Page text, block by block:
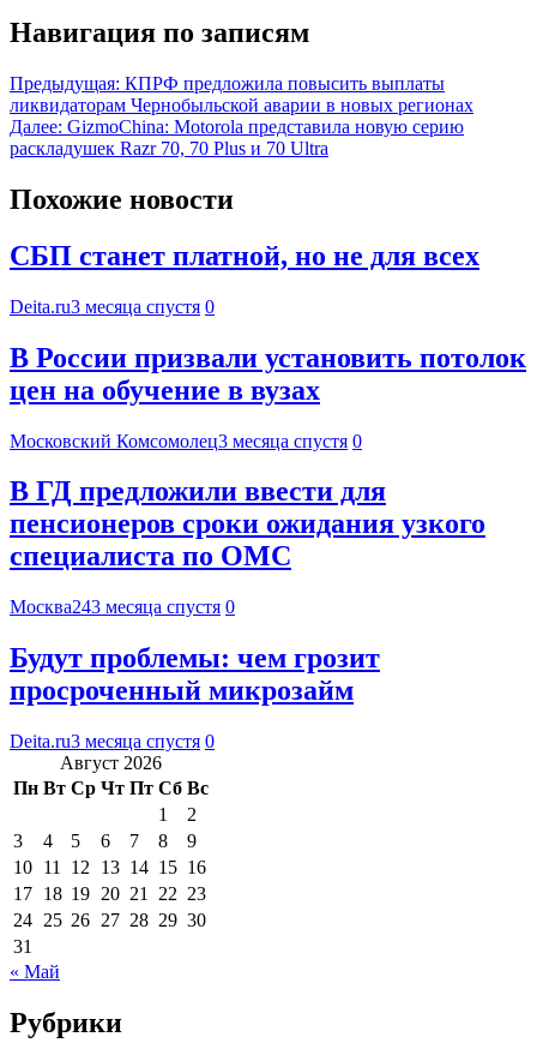
Навигация по записям
Предыдущая: КПРФ предложила повысить выплаты
ликвидаторам Чернобыльской аварии в новых регионах
Далее: GizmoChina: Motorola представила новую серию
раскладушек Razr 70, 70 Plus и 70 Ultra
Похожие новости
СБП станет платной, но не для всех
Deita.ru3 месяца спустя 0
В России призвали установить потолок
цен на обучение в вузах
Московский Комсомолец3 месяца спустя 0
В ГД предложили ввести для
пенсионеров сроки ожидания узкого
специалиста по ОМС
Москва243 месяца спустя 0
Будут проблемы: чем грозит
просроченный микрозайм
Deita.ru3 месяца спустя 0
Август 2026
Пн Вт Ср Чт Пт Сб Вс
1
2
3
4 5 6 7 8
9
10 11 12 13 14 15 16
17 18 19 20 21 22 23
24 25 26 27 28 29 30
31
« Май
Рубрики